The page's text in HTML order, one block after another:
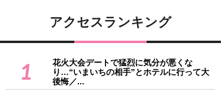
アクセスランキング
1
花火大会デートで猛烈に気分が悪くな
り…“いまいちの相手”とホテルに行って大
後悔／...